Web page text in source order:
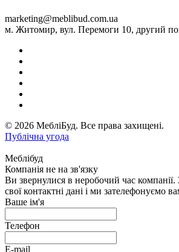
marketing@meblibud.com.ua
м. Житомир, вул. Перемоги 10, другий
© 2026 МебліБуд. Все права захищені.
Публічна угода
Меблібуд
Компанія не на зв'язку
Ви звернулися в неробочий час компанії.
свої контактні дані і ми зателефонуємо
Ваше ім'я
Телефон
E-mail